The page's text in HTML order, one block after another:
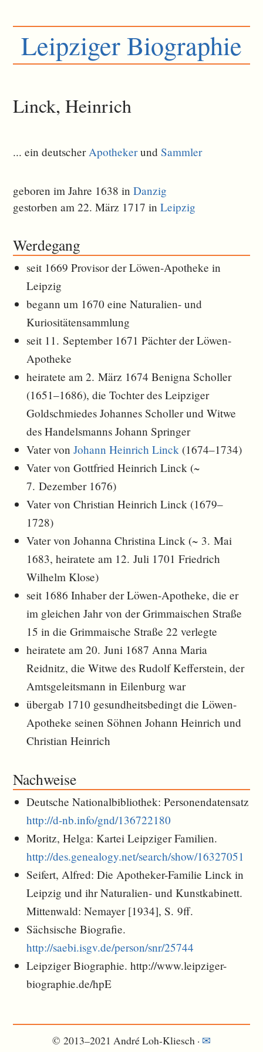
Leipziger Biographie
Linck, Heinrich
... ein deutscher ApothekerundSammler
geboren im Jahre 1638 inDanzig
gestorben am 22. März 1717 inLeipzig
Werdegang
seit 1669 Provisor der Löwen-Apotheke in
Leipzig
begann um 1670 eine Naturalien- und
Kuriositätensammlung
seit 11. September 1671 Pächter der Löwen-
Apotheke
heiratete am 2. März 1674 Benigna Scholler
(1651–1686), die Tochter des Leipziger
Goldschmiedes Johannes Scholler und Witwe
des Handelsmanns Johann Springer
Vater vonJohann Heinrich Linck (1674–1734)
Vater von Gottfried Heinrich Linck (~
7. Dezember 1676)
Vater von Christian Heinrich Linck (1679–
1728)
Vater von Johanna Christina Linck (~ 3. Mai
1683, heiratete am 12. Juli 1701 Friedrich
Wilhelm Klose)
seit 1686 Inhaber der Löwen-Apotheke, die er
im gleichen Jahr von der Grimmaischen Straße
15 in die Grimmaische Straße 22 verlegte
heiratete am 20. Juni 1687 Anna Maria
Reidnitz, die Witwe des Rudolf Kefferstein, der
Amtsgeleitsmann in Eilenburg war
übergab 1710 gesundheitsbedingt die Löwen-
Apotheke seinen Söhnen Johann Heinrich und
Christian Heinrich
Nachweise
Deutsche Nationalbibliothek: Personendatensatz
http://d-nb.info/gnd/136722180
Moritz, Helga: Kartei Leipziger Familien.
http://des.genealogy.net/search/show/16327051
Seifert, Alfred: Die Apotheker-Familie Linck in
Leipzig und ihr Naturalien- und Kunstkabinett.
Mittenwald: Nemayer [1934], S. 9ff.
Sächsische Biografie.
http://saebi.isgv.de/person/snr/25744
Leipziger Biographie. http://www.leipziger-
biographie.de/hpE
© 2013–2021 André Loh-Kliesch · ✉︎